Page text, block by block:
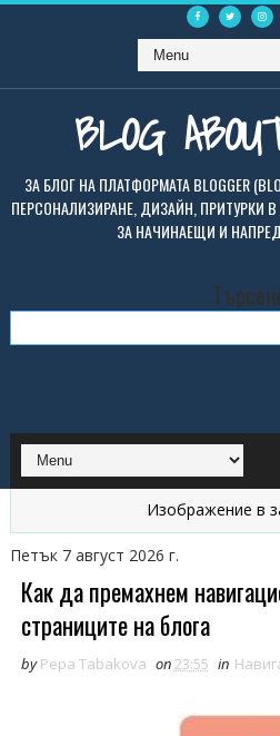
BLOG
ЗА БЛОГ НА ПЛАТФОРМАТА BLOGGER
ПЕРСОНАЛИЗИРАНЕ, ДИЗАЙН, ПРИТУРКИ
ЗА НАЧИНАЕЩИ И
Изображение в
Петък 7 август 2026 г.
Как да премахнeм
страниците на блога
by Pepa Tabakova on23:55 in